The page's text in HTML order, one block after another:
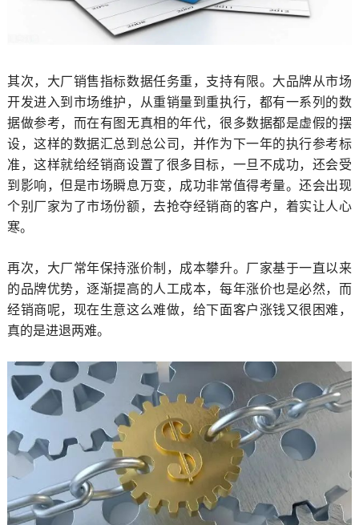
其次，大厂销售指标数据任务重，支持有限。大品牌从市场
开发进入到市场维护，从重销量到重执行，都有一系列的数
据做参考，而在有图无真相的年代，很多数据都是虚假的摆
设，这样的数据汇总到总公司，并作为下一年的执行参考标
准，这样就给经销商设置了很多目标，一旦不成功，还会受
到影响，但是市场瞬息万变，成功非常值得考量。还会出现
个别厂家为了市场份额，去抢夺经销商的客户，着实让人心
寒。
再次，大厂常年保持涨价制，成本攀升。厂家基于一直以来
的品牌优势，逐渐提高的人工成本，每年涨价也是必然，而
经销商呢，现在生意这么难做，给下面客户涨钱又很困难，
真的是进退两难。